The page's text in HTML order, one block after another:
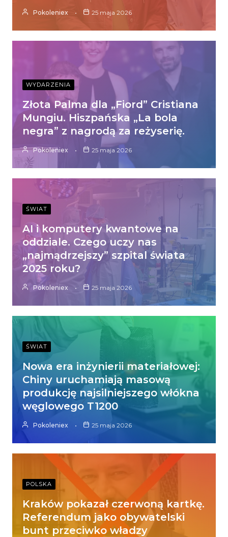
Pokoleniex 25 maja 2026
WYDARZENIA
Złota Palma dla „Fiord” Cristiana
Mungiu. Hiszpańska „La bola
negra” z nagrodą za reżyserię.
Pokoleniex 25 maja 2026
ŚWIAT
AI i komputery kwantowe na
oddziale. Czego uczy nas
„najmądrzejszy” szpital świata
2025 roku?
Pokoleniex 25 maja 2026
ŚWIAT
Nowa era inżynierii materiałowej:
Chiny uruchamiają masową
produkcję najsilniejszego włókna
węglowego T1200
Pokoleniex 25 maja 2026
POLSKA
Kraków pokazał czerwoną kartkę.
Referendum jako obywatelski
bunt przeciwko władzy